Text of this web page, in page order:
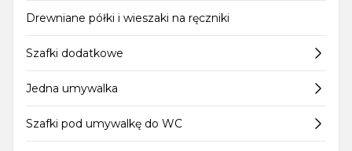
Drewniane półki i wieszaki na ręczniki
Szafki dodatkowe
Jedna umywalka
Szafki pod umywalkę do WC